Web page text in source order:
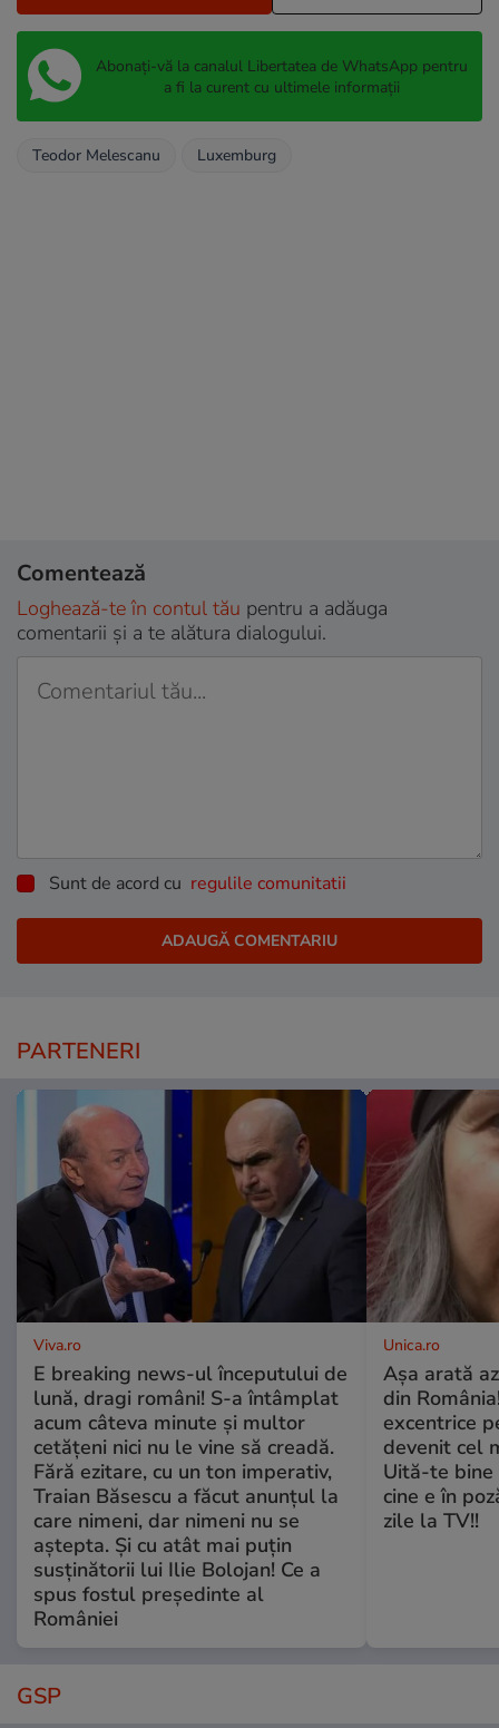
Abonați-vă la canalul Libertatea de WhatsApp pentru
a fi la curent cu ultimele informații
Teodor Melescanu Luxemburg
Comentează
Loghează-te în contul tău pentru a adăuga
comentarii și a te alătura dialogului.
Sunt de acord cu regulile comunitatii
PARTENERI
Viva.ro
E breaking news-ul începutului de
lună, dragi români! S-a întâmplat
acum câteva minute și multor
cetățeni nici nu le vine să creadă.
Fără ezitare, cu un ton imperativ,
Traian Băsescu a făcut anunțul la
care nimeni, dar nimeni nu se
aștepta. Și cu atât mai puțin
susținătorii lui Ilie Bolojan! Ce a
spus fostul președinte al
României
Unica.ro
Așa arată
din
excentrice
devenit cel
Uită-te bine
cine e în
zile la TV!!
GSP